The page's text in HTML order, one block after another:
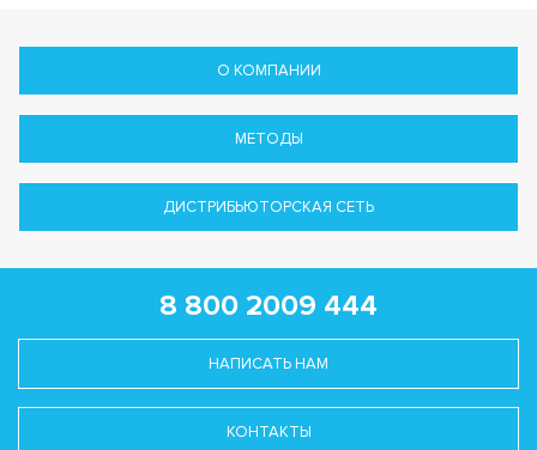
О КОМПАНИИ
МЕТОДЫ
ДИСТРИБЬЮТОРСКАЯ СЕТЬ
8 800 2009 444
НАПИСАТЬ НАМ
КОНТАКТЫ